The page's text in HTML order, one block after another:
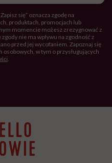
się” oznacza zgodę na
produktach, promocjach lub
momencie możesz zrezygnować z
nie ma wpływu na zgodność z
przed jej wycofaniem. Zapoznaj się
w tym o przysługujących
.